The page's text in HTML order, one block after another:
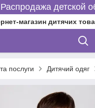
Распродажа детской
магазин дитячих
послуги Дитячий одяг